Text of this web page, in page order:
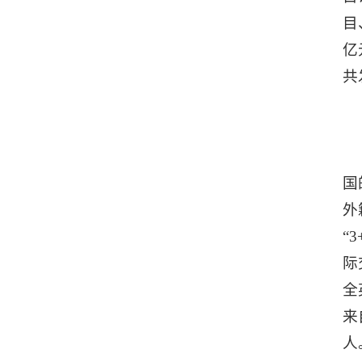
亿
共
外
全
来
人